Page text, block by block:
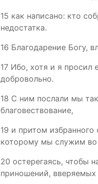
15 как написано: кто
недостатка.
16 Благодарение Богу,
17 Ибо, хотя и я просил
добровольно.
18 С ним послали мы
благовествование,
19 и притом избранного
которому мы служим во
20 остерегаясь, чтобы
приношений,